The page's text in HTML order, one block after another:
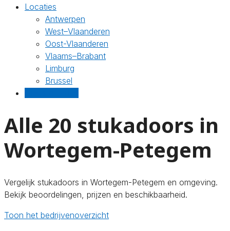
Locaties
Antwerpen
West–Vlaanderen
Oost-Vlaanderen
Vlaams–Brabant
Limburg
Brussel
Alle 20 stukadoors in
Wortegem-Petegem
Vergelijk stukadoors in Wortegem-Petegem en omgeving.
Bekijk beoordelingen, prijzen en beschikbaarheid.
Toon het bedrijvenoverzicht